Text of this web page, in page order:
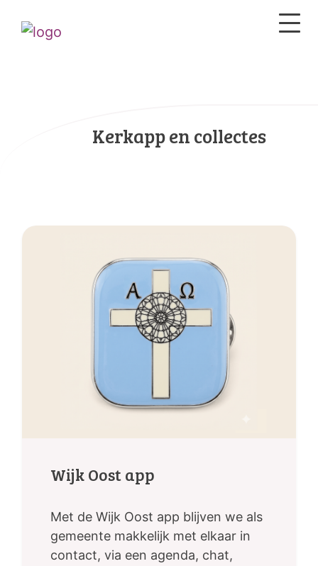
Kerkapp en collectes
Wijk Oost app
Met de Wijk Oost app blijven we als
gemeente makkelijk met elkaar in
contact, via een agenda, chat,